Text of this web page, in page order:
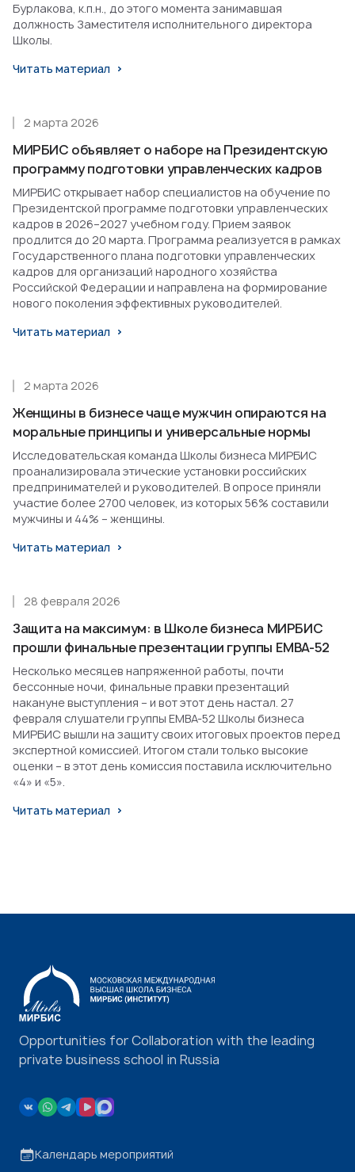
Бурлакова, к.п.н., до этого момента занимавшая
должность Заместителя исполнительного директора
Школы.
Читать материал
МИРБИС объявляет о наборе на Президентскую
программу подготовки управленческих кадров
2 марта 2026
МИРБИС открывает набор специалистов на обучение по
Президентской программе подготовки управленческих
кадров в 2026–2027 учебном году. Прием заявок
продлится до 20 марта. Программа реализуется в рамках
Государственного плана подготовки управленческих
кадров для организаций народного хозяйства
Российской Федерации и направлена на формирование
нового поколения эффективных руководителей.
Читать материал
Женщины в бизнесе чаще мужчин опираются на
моральные принципы и универсальные нормы
2 марта 2026
Исследовательская команда Школы бизнеса МИРБИС
проанализировала этические установки российских
предпринимателей и руководителей. В опросе приняли
участие более 2700 человек, из которых 56% составили
мужчины и 44% – женщины.
Читать материал
Защита на максимум: в Школе бизнеса МИРБИС
прошли финальные презентации группы EMBA-52
28 февраля 2026
Несколько месяцев напряженной работы, почти
бессонные ночи, финальные правки презентаций
накануне выступления – и вот этот день настал. 27
февраля слушатели группы EMBA-52 Школы бизнеса
МИРБИС вышли на защиту своих итоговых проектов перед
экспертной комиссией. Итогом стали только высокие
оценки – в этот день комиссия поставила исключительно
«4» и «5».
Читать материал
Opportunities for Collaboration with the leading
private business school in Russia
Календарь мероприятий